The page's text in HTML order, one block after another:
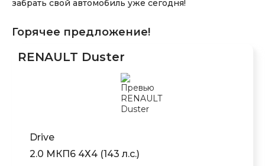
забрать свой автомобиль уже сегодня!
Горячее предложение!
RENAULT Duster
Drive
2.0 МКП6 4Х4 (143 л.с.)